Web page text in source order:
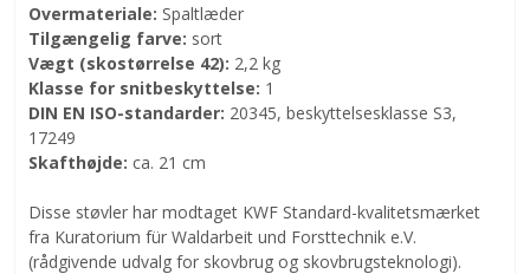
Overmateriale: Spaltlæder
Tilgængelig farve: sort
Vægt (skostørrelse 42): 2,2 kg
Klasse for snitbeskyttelse: 1
DIN EN ISO-standarder: 20345, beskyttelsesklasse S3,
17249
Skafthøjde: ca. 21 cm
Disse støvler har modtaget KWF Standard-kvalitetsmærket
fra Kuratorium für Waldarbeit und Forsttechnik e.V.
(rådgivende udvalg for skovbrug og skovbrugsteknologi).